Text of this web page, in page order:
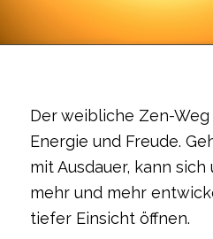
Der weibliche Zen-
Energie und Freude.
mit Ausdauer, kann
mehr und mehr
tiefer Einsicht öffnen.